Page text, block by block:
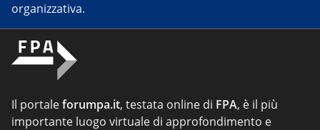
organizzativa.
Il portaleforumpa.it, testata online di FPA, è il più
importante luogo virtuale di approfondimento e